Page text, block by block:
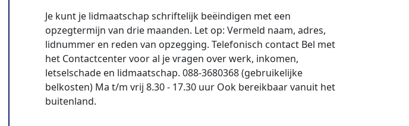
Je kunt je lidmaatschap schriftelijk beëindigen met een
opzegtermijn van drie maanden. Let op: Vermeld naam, adres,
lidnummer en reden van opzegging. Telefonisch contact Bel met
het Contactcenter voor al je vragen over werk, inkomen,
letselschade en lidmaatschap. 088-3680368 (gebruikelijke
belkosten) Ma t/m vrij 8.30 - 17.30 uur Ook bereikbaar vanuit het
buitenland.